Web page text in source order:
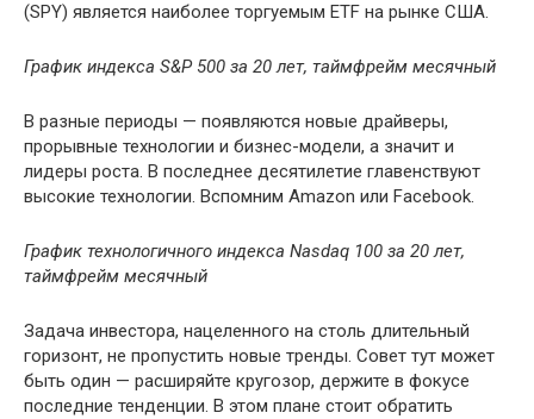
(SPY) является наиболее торгуемым ETF на рынке США.
График индекса S&P 500 за 20 лет, таймфрейм месячный
В разные периоды — появляются новые драйверы,
прорывные технологии и бизнес-модели, а значит и
лидеры роста. В последнее десятилетие главенствуют
высокие технологии. Вспомним Amazon или Facebook.
График технологичного индекса Nasdaq 100 за 20 лет,
таймфрейм месячный
Задача инвестора, нацеленного на столь длительный
горизонт, не пропустить новые тренды. Совет тут может
быть один — расширяйте кругозор, держите в фокусе
последние тенденции. В этом плане стоит обратить